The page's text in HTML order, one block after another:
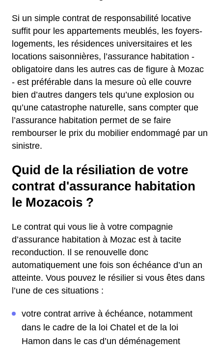
Si un simple contrat de responsabilité locative
suffit pour les appartements meublés, les foyers-
logements, les résidences universitaires et les
locations saisonnières, l’assurance habitation -
obligatoire dans les autres cas de figure à Mozac
- est préférable dans la mesure où elle couvre
bien d’autres dangers tels qu’une explosion ou
qu’une catastrophe naturelle, sans compter que
l’assurance habitation permet de se faire
rembourser le prix du mobilier endommagé par un
sinistre.
Quid de la résiliation de votre
contrat d'assurance habitation
le Mozacois ?
Le contrat qui vous lie à votre compagnie
d’assurance habitation à Mozac est à tacite
reconduction. Il se renouvelle donc
automatiquement une fois son échéance d’un an
atteinte. Vous pouvez le résilier si vous êtes dans
l’une de ces situations :
votre contrat arrive à échéance, notamment
dans le cadre de la loi Chatel et de la loi
Hamon dans le cas d’un déménagement